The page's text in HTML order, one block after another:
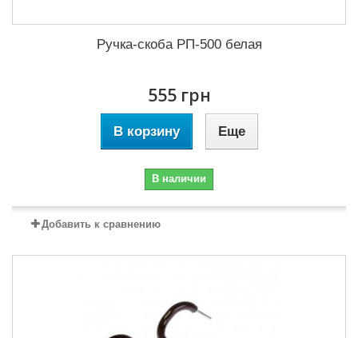
Ручка-скоба РП-500 белая
555 грн
В корзину Еще
В наличии
Добавить к сравнению